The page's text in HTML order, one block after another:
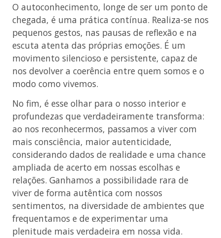
O autoconhecimento, longe de ser um ponto de
chegada, é uma prática contínua. Realiza-se nos
pequenos gestos, nas pausas de reflexão e na
escuta atenta das próprias emoções. É um
movimento silencioso e persistente, capaz de
nos devolver a coerência entre quem somos e o
modo como vivemos.
No fim, é esse olhar para o nosso interior e
profundezas que verdadeiramente transforma:
ao nos reconhecermos, passamos a viver com
mais consciência, maior autenticidade,
considerando dados de realidade e uma chance
ampliada de acerto em nossas escolhas e
relações. Ganhamos a possibilidade rara de
viver de forma autêntica com nossos
sentimentos, na diversidade de ambientes que
frequentamos e de experimentar uma
plenitude mais verdadeira em nossa vida.